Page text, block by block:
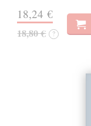
18,24 €
18,80 € ?